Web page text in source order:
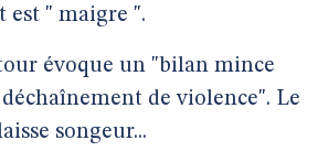
est " maigre ".
évoque un "bilan mince
de violence". Le
songeur...